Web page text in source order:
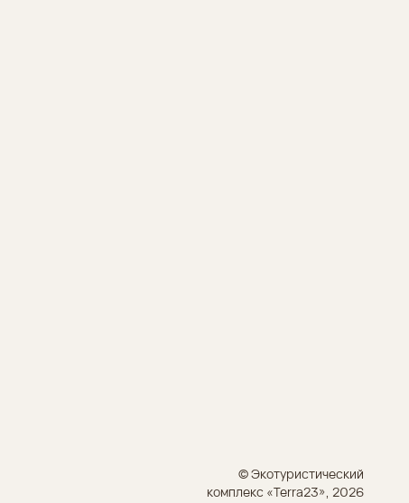
© Экотуристический
комплекс «Terra23», 2026